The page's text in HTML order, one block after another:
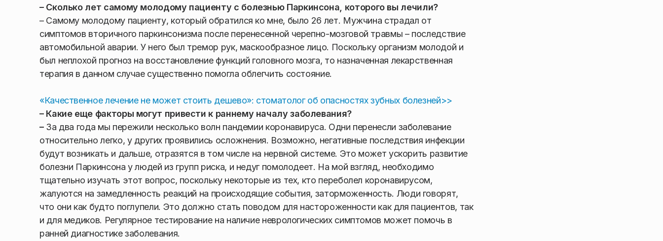
– Сколько лет самому молодому пациенту с болезнью Паркинсона, которого вы лечили?
– Самому молодому пациенту, который обратился ко мне, было 26 лет. Мужчина страдал от
симптомов вторичного паркинсонизма после перенесенной черепно-мозговой травмы – последствие
автомобильной аварии. У него был тремор рук, маскообразное лицо. Поскольку организм молодой и
был неплохой прогноз на восстановление функций головного мозга, то назначенная лекарственная
терапия в данном случае существенно помогла облегчить состояние.
«Качественное лечение не может стоить дешево»: стоматолог об опасностях зубных болезней>>
– Какие еще факторы могут привести к раннему началу заболевания?
– За два года мы пережили несколько волн пандемии коронавируса. Одни перенесли заболевание
относительно легко, у других проявились осложнения. Возможно, негативные последствия инфекции
будут возникать и дальше, отразятся в том числе на нервной системе. Это может ускорить развитие
болезни Паркинсона у людей из групп риска, и недуг помолодеет. На мой взгляд, необходимо
тщательно изучать этот вопрос, поскольку некоторые из тех, кто переболел коронавирусом,
жалуются на замедленность реакций на происходящие события, заторможенность. Люди говорят,
что они как будто поглупели. Это должно стать поводом для настороженности как для пациентов, так
и для медиков. Регулярное тестирование на наличие неврологических симптомов может помочь в
ранней диагностике заболевания.